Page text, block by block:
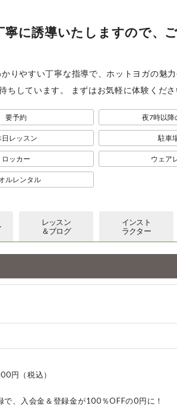
に誘導いたしますので、
りやすい丁寧な指導で、ホットヨガの魅
ちしています。 まずはお気軽に体験くだ
要予約 夜7時以降
日レッスン 駐車
ロッカー ウェア
ルレンタル
レッスン
＆ブログ
インスト
ラクター
円（税込）
、入会金＆登録金が100％OFFの0円に！